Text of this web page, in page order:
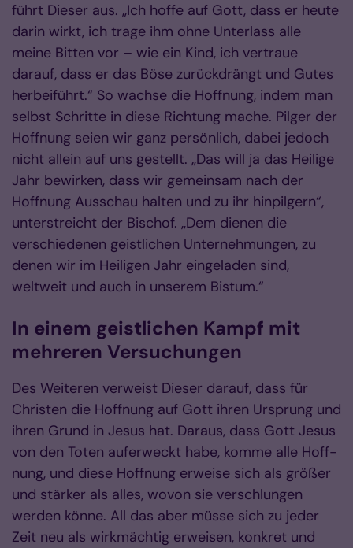
führt Dieser aus. „Ich hoffe auf Gott, dass er heute
darin wirkt, ich trage ihm ohne Unterlass alle
meine Bitten vor – wie ein Kind, ich vertraue
darauf, dass er das Böse zurückdrängt und Gutes
herbei­führt.“ So wachse die Hoffnung, indem man
selbst Schritte in diese Richtung mache. Pilger der
Hoffnung seien wir ganz persönlich, dabei jedoch
nicht allein auf uns gestellt. „Das will ja das Heilige
Jahr bewirken, dass wir gemein­sam nach der
Hoffnung Ausschau halten und zu ihr hinpilgern“,
unterstreicht der Bischof. „Dem die­nen die
verschiedenen geistlichen Unternehmungen, zu
denen wir im Hei­ligen Jahr eingeladen sind,
weltweit und auch in unserem Bistum.“
In einem geistlichen Kampf mit
mehreren Versuchungen
Des Weiteren verweist Dieser darauf, dass für
Christen die Hoffnung auf Gott ihren Ursprung und
ihren Grund in Jesus hat. Daraus, dass Gott Jesus
von den Toten auferweckt habe, komme alle Hoff­
nung, und diese Hoffnung erweise sich als größer
und stärker als alles, wovon sie ver­schlungen
werden könne. All das aber müsse sich zu jeder
Zeit neu als wirkmächtig erweisen, kon­kret und